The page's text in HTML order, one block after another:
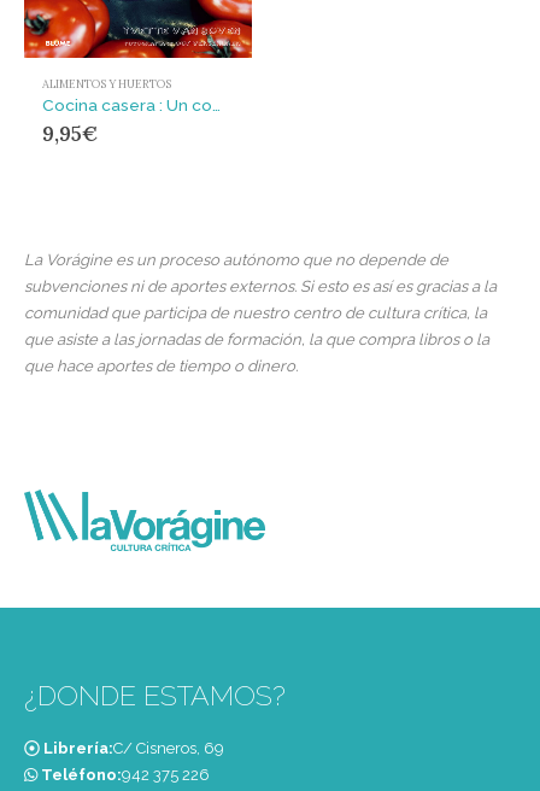
ALIMENTOS Y HUERTOS
Cocina casera : Un completísimo recetario con más de 200 recetas
9,95€
La Vorágine es un proceso autónomo que no depende de
subvenciones ni de aportes externos. Si esto es así es gracias a la
comunidad que participa de nuestro centro de cultura crítica, la
que asiste a las jornadas de formación, la que compra libros o la
que hace aportes de tiempo o dinero.
¿DONDE ESTAMOS?
Librería:C/ Cisneros, 69
Teléfono:‭942 375 226‬